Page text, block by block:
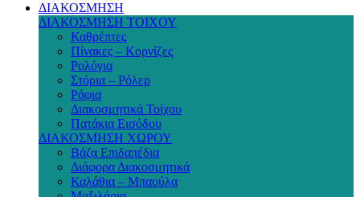
ΔΙΑΚΟΣΜΗΣΗ
ΔΙΑΚΟΣΜΗΣΗ ΤΟΙΧΟΥ
Καθρέπτες
Πίνακες – Κορνίζες
Ρολόγια
Στόρια – Ρόλερ
Ράφια
Διακοσμητικά Τοίχου
Πατάκια Εισόδου
ΔΙΑΚΟΣΜΗΣΗ ΧΩΡΟΥ
Βάζα Επιδαπέδια
Διάφορα Διακοσμητικά
Καλάθια – Μπαούλα